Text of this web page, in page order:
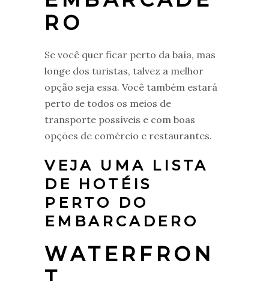
RO
Se você quer ficar perto da baía, mas
longe dos turistas, talvez a melhor
opção seja essa. Você também estará
perto de todos os meios de
transporte possíveis e com boas
opções de comércio e restaurantes.
VEJA UMA LISTA
DE HOTÉIS
PERTO DO
EMBARCADERO
WATERFRON